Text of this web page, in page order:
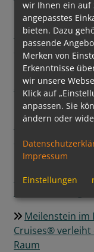
Ein neuer
EXPLORA III
Ozeane
AIDA Cruises
Sail 2026
Im Mai begann
Saison und
Heimathafen
MSC
Meilenstein im
Cruises® verleiht
Raum
wir Ihnen ein auf
angepasstes
bieten. Dazu
passende
Merken von
Erkenntnisse
wir unsere
Klick auf
anpassen. Sie
ändern oder
Impressum
Einstellungen